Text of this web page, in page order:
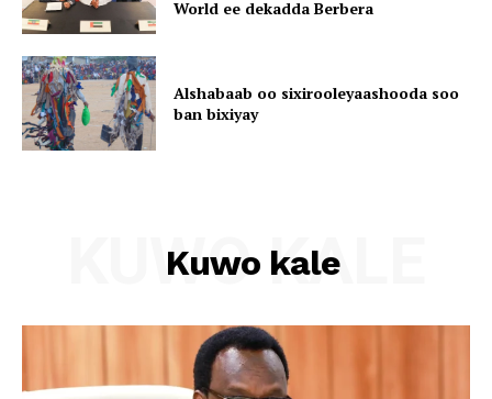
World ee dekadda Berbera
Alshabaab oo sixirooleyaashooda soo
ban bixiyay
Kuwo kale
KUWO KALE